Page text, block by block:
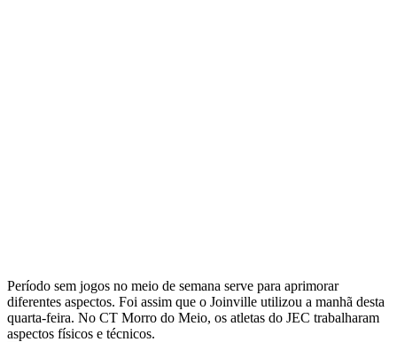
Período sem jogos no meio de semana serve para aprimorar
diferentes aspectos. Foi assim que o Joinville utilizou a manhã desta
quarta-feira. No CT Morro do Meio, os atletas do JEC trabalharam
aspectos físicos e técnicos.